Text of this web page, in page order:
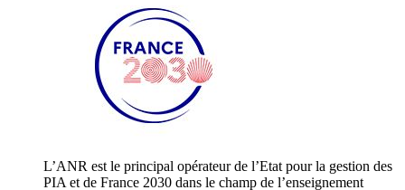
L’ANR est le principal opérateur de l’Etat pour la gestion des
PIA et de France 2030 dans le champ de l’enseignement